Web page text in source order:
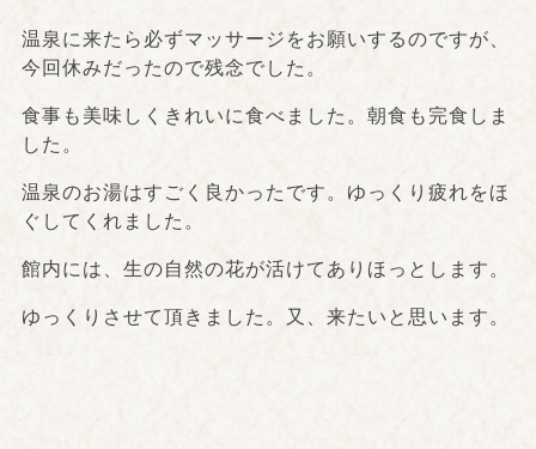
温泉に来たら必ずマッサージをお願いするのですが、
今回休みだったので残念でした。
食事も美味しくきれいに食べました。朝食も完食しま
した。
温泉のお湯はすごく良かったです。ゆっくり疲れをほ
ぐしてくれました。
館内には、生の自然の花が活けてありほっとします。
ゆっくりさせて頂きました。又、来たいと思います。